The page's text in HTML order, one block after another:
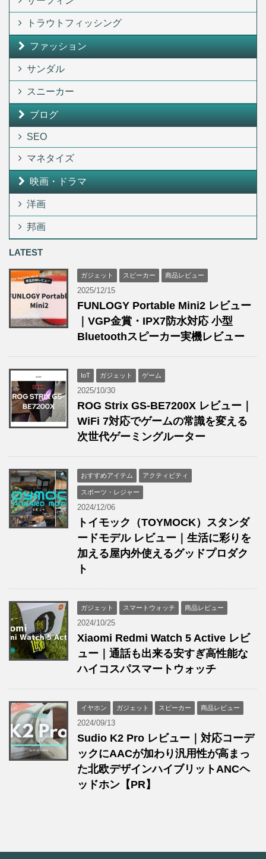
トラウトフィッシング
ファッション
サンダル
スニーカー
ブログ
SEO
マネタイズ
映画・ドラマ
洋画
邦画
LATEST
ガジェット スピーカー 商品レビュー
2025/12/15
FUNLOGY Portable Mini2 レビュー
｜VGP金賞・IPX7防水対応 小型
Bluetoothスピーカー実機レビュー
IoT ガジェット ゲーム
2025/10/30
ROG Strix GS-BE7200X レビュー｜
WiFi 7対応でゲームの常識を変える
次世代ゲーミングルーター
おすすめアイテム アクティビティ
スポーツ・レジャー
2024/12/06
トイモック（TOYMOCK）スタンダ
ードモデル レビュー｜生活に彩りを
加える屋内外使えるグッドプロダク
ト
ガジェット スマートウォッチ 商品レビュー
2024/10/25
Xiaomi Redmi Watch 5 Active レビ
ュー｜通話も出来る安すぎ高性能な
ハイコスパスマートウォッチ
イヤホン ガジェット スピーカー 商品レビュー
2024/09/13
Sudio K2 Pro レビュー｜対応コーデ
ックにAACが加わり汎用性が高まっ
た北欧デザインハイブリットANCヘ
ッドホン【PR】